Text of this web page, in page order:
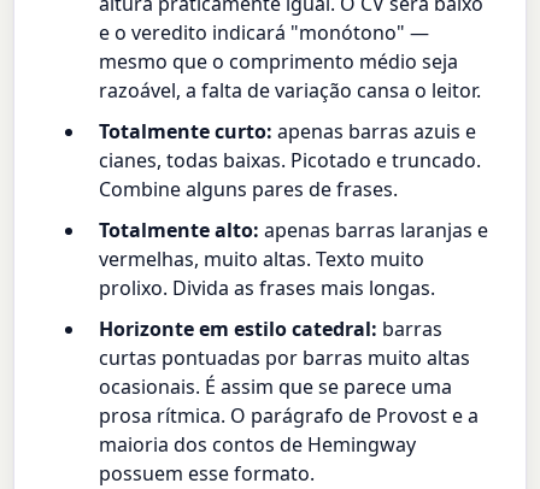
e o veredito indicará "monótono" —
mesmo que o comprimento médio seja
razoável, a falta de variação cansa o leitor.
Totalmente curto: apenas barras azuis e
cianes, todas baixas. Picotado e truncado.
Combine alguns pares de frases.
Totalmente alto: apenas barras laranjas e
vermelhas, muito altas. Texto muito
prolixo. Divida as frases mais longas.
Horizonte em estilo catedral: barras
curtas pontuadas por barras muito altas
ocasionais. É assim que se parece uma
prosa rítmica. O parágrafo de Provost e a
maioria dos contos de Hemingway
possuem esse formato.